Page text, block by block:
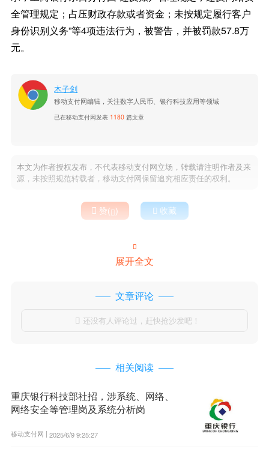
全管理规定；占压财政存款或者资金；未按规定履行客户
身份识别义务”等4项违法行为，被警告，并被罚款57.8万
元。
木子剑
移动支付网编辑，关注数字人民币、银行科技应用等领域
已在移动支付网发表 1180 篇文章
本文为作者授权发布，不代表移动支付网立场，转载请注明作者及来
源，未按照规范转载者，移动支付网保留追究相应责任的权利。
 赞()  收藏

展开全文
文章评论
 还没有人评论过，赶快抢沙发吧！
相关阅读
重庆银行科技部社招，涉系统、网络、
网络安全等管理岗及系统分析岗
移动支付网 | 2025/6/9 9:25:27